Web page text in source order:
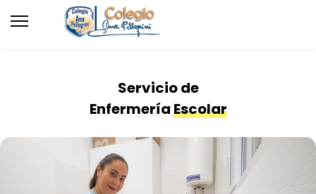
Servicio de
EnfermeríaEscolar